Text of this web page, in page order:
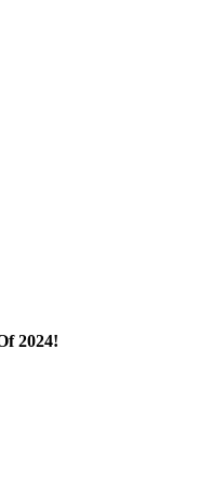
2024!